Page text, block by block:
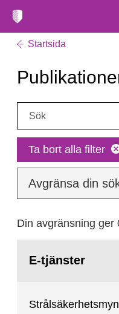
Startsida
Sök:
Ta bort alla filter
Avgränsa din
Din avgränsning ger
E-tjänster